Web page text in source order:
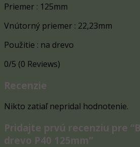
Priemer : 125mm
Vnútorný priemer : 22,23mm
Použitie : na drevo
0/5 (0 Reviews)
Recenzie
Nikto zatiaľ nepridal hodnotenie.
Pridajte prvú recenziu pre
drevo P40 125mm”